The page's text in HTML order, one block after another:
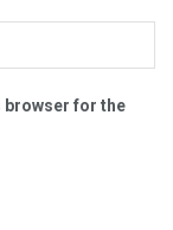
browser for the